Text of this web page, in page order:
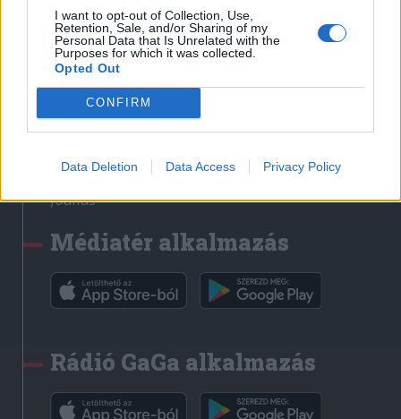
I want to opt-out of Collection, Use,
Retention, Sale, and/or Sharing of my
Personal Data that Is Unrelated with the
Purposes for which it was collected.
Opted Out
CONFIRM
Data Deletion Data Access Privacy Policy
Liget
Krónika
Bihari Napló
Erdélyi Napló
Főtér
Rádió GaGa
Jóállás
Médiatér alkalmazás
Rádió GaGa alkalmazás